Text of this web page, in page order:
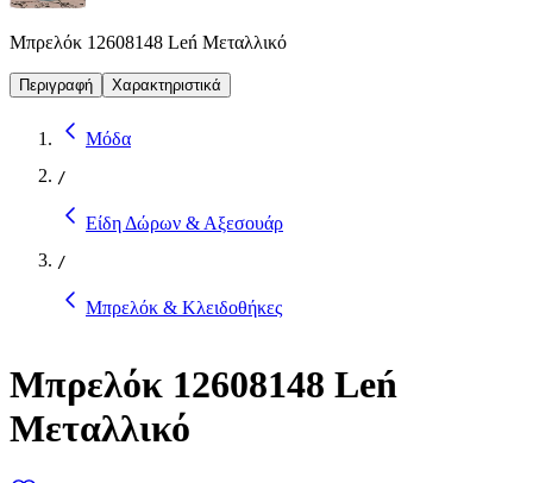
Μπρελόκ 12608148 Leń Μεταλλικό
Περιγραφή Χαρακτηριστικά
Μόδα
/
Είδη Δώρων & Αξεσουάρ
/
Μπρελόκ & Κλειδοθήκες
Μπρελόκ 12608148 Leń
Μεταλλικό